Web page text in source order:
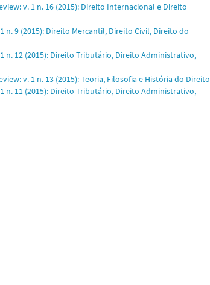
v. 1 n. 16 (2015): Direito Internacional e Direito
n. 9 (2015): Direito Mercantil, Direito Civil, Direito do
n. 12 (2015): Direito Tributário, Direito Administrativo,
v. 1 n. 13 (2015): Teoria, Filosofia e História do Direito
n. 11 (2015): Direito Tributário, Direito Administrativo,